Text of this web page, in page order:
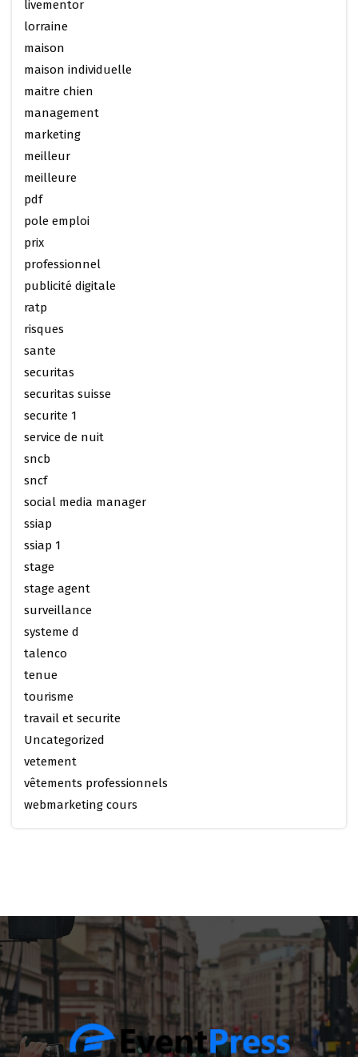
livementor
lorraine
maison
maison individuelle
maitre chien
management
marketing
meilleur
meilleure
pdf
pole emploi
prix
professionnel
publicité digitale
ratp
risques
sante
securitas
securitas suisse
securite 1
service de nuit
sncb
sncf
social media manager
ssiap
ssiap 1
stage
stage agent
surveillance
systeme d
talenco
tenue
tourisme
travail et securite
Uncategorized
vetement
vêtements professionnels
webmarketing cours